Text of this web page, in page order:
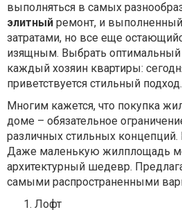
выполняться в самых
элитный ремонт, и
затратами, но все еще
изящным. Выбрать
каждый хозяин квартиры:
приветствуется стильный подход.
Многим кажется, что покупка
доме – обязательное
различных стильных концепций.
Даже маленькую жилплощадь
архитектурный шедевр.
самыми распространенными
Лофт